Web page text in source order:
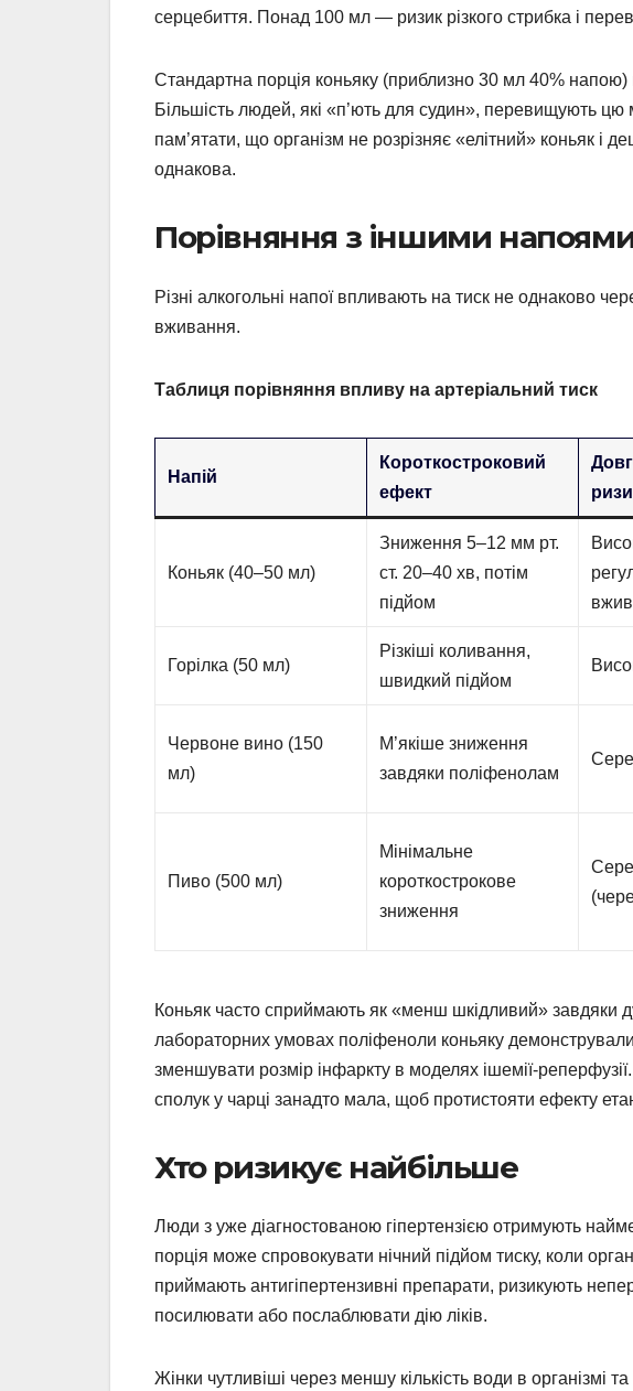
серцебиття. Понад 100 мл — ризик різкого стрибка і
Стандартна порція коньяку (приблизно 30 мл 40% напою)
Більшість людей, які «п’ють для судин», перевищують
пам’ятати, що організм не розрізняє «елітний» коньяк
однакова.
Порівняння з іншими
Різні алкогольні напої впливають на тиск не однаково
вживання.
Таблиця порівняння впливу на артеріальний тиск
Напій
Короткостроковий
ефект
Коньяк (40–50 мл)
Зниження 5–12 мм рт.
ст. 20–40 хв, потім
підйом
Горілка (50 мл)
Різкіші коливання,
швидкий підйом
Червоне вино (150
мл)
М’якіше зниження
завдяки поліфенолам
Пиво (500 мл)
Мінімальне
короткострокове
зниження
Коньяк часто сприймають як «менш шкідливий» завдяки
лабораторних умовах поліфеноли коньяку
зменшувати розмір інфаркту в моделях ішемії-
сполук у чарці занадто мала, щоб протистояти ефекту
Хто ризикує найбільше
Люди з уже діагностованою гіпертензією отримують
порція може спровокувати нічний підйом тиску, коли
приймають антигіпертензивні препарати, ризикують
посилювати або послаблювати дію ліків.
Жінки чутливіші через меншу кількість води в організмі